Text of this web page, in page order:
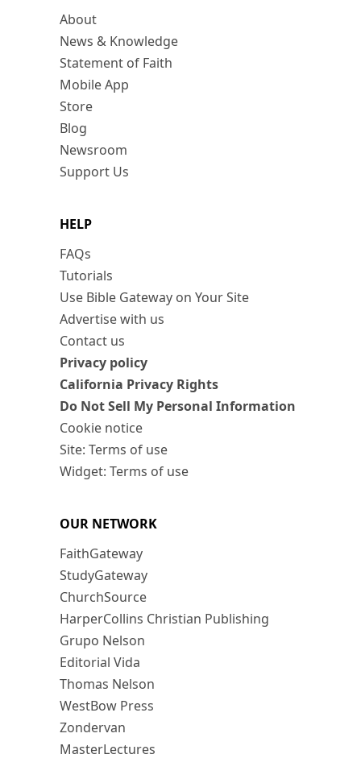
About
News & Knowledge
Statement of Faith
Mobile App
Store
Blog
Newsroom
Support Us
HELP
FAQs
Tutorials
Use Bible Gateway on Your Site
Advertise with us
Contact us
Privacy policy
California Privacy Rights
Do Not Sell My Personal Information
Cookie notice
Site: Terms of use
Widget: Terms of use
OUR NETWORK
FaithGateway
StudyGateway
ChurchSource
HarperCollins Christian Publishing
Grupo Nelson
Editorial Vida
Thomas Nelson
WestBow Press
Zondervan
MasterLectures